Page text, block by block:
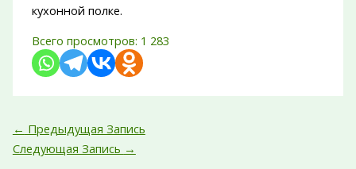
кухонной полке.
Всего просмотров: 1 283
← Предыдущая Запись
Следующая Запись →